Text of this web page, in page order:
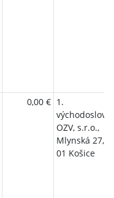
0,00 € 1.
OZV, s.r.o.,
Mlynská 27,
01 Košice